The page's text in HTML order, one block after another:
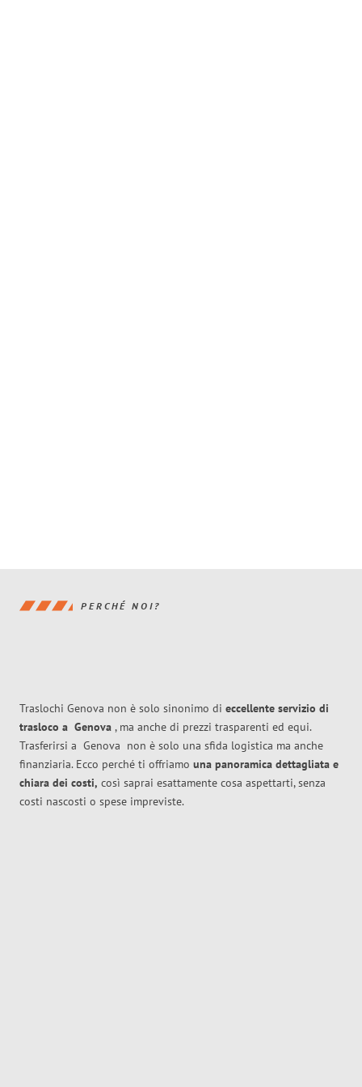
PERCHÉ NOI?
Traslochi Genova non è solo sinonimo di eccellente servizio di
trasloco a Genova , ma anche di prezzi trasparenti ed equi.
Trasferirsi a Genova non è solo una sfida logistica ma anche
finanziaria. Ecco perché ti offriamo una panoramica dettagliata e
chiara dei costi, così saprai esattamente cosa aspettarti, senza
costi nascosti o spese impreviste.